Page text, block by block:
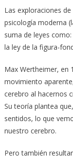
Las exploraciones
psicología moderna
suma de leyes
la ley de la figura-
Max Wertheimer, en
movimiento
cerebro al hacernos
Su teoría plantea
sentidos, lo que
nuestro cerebro.
Pero también